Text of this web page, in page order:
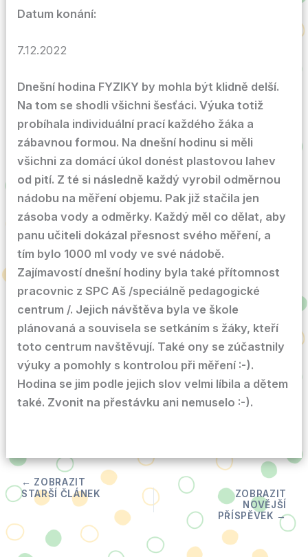
Datum konání:
7.12.2022
Dnešní hodina FYZIKY by mohla být klidně delší.
Na tom se shodli všichni šesťáci. Výuka totiž
probíhala individuální prací každého žáka a
zábavnou formou. Na dnešní hodinu si měli
všichni za domácí úkol donést plastovou lahev
od pití. Z té si následně každý vyrobil odměrnou
nádobu na měření objemu. Pak již stačila jen
zásoba vody a odměrky. Každý měl co dělat, aby
panu učiteli dokázal přesnost svého měření, a
tím bylo 1000 ml vody ve své nádobě.
Zajímavostí dnešní hodiny byla také přítomnost
pracovnic z SPC Aš /speciálně pedagogické
centrum /. Jejich návštěva byla ve škole
plánovaná a souvisela se setkáním s žáky, kteří
toto centrum navštěvují. Také ony se zúčastnily
výuky a pomohly s kontrolou při měření :-).
Hodina se jim podle jejich slov velmi líbila a dětem
také. Zvonit na přestávku ani nemuselo :-).